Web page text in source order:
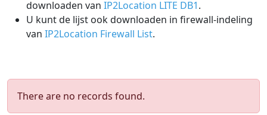
downloaden van IP2Location LITE DB1.
U kunt de lijst ook downloaden in firewall-indeling
van IP2Location Firewall List.
There are no records found.